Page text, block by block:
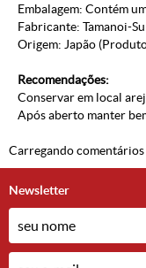
Embalagem: Contém
Fabricante: Tamanoi-Su
Origem: Japão (
Recomendações:
Conservar em local
Após aberto manter
Carregando comentários
Newsletter